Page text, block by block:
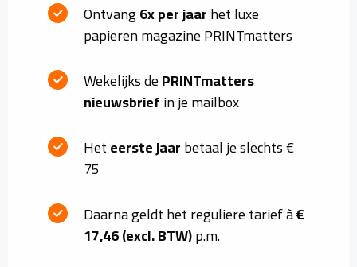
Ontvang6x per jaarhet luxe
papieren magazine PRINTmatters
Wekelijks dePRINTmatters
nieuwsbriefin je mailbox
Heteerste jaarbetaal je slechts €
75
Daarna geldt het reguliere tarief à€
17,46 (excl. BTW)p.m.